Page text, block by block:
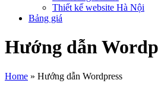
Thiết kế website Hà Nội
Bảng giá
Hướng dẫn
Home » Hướng dẫn Wordpress